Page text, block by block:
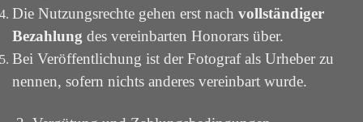
Die Nutzungsrechte gehen erst nach vollständiger
Bezahlung des vereinbarten Honorars über.
Bei Veröffentlichung ist der Fotograf als Urheber zu
nennen, sofern nichts anderes vereinbart wurde.